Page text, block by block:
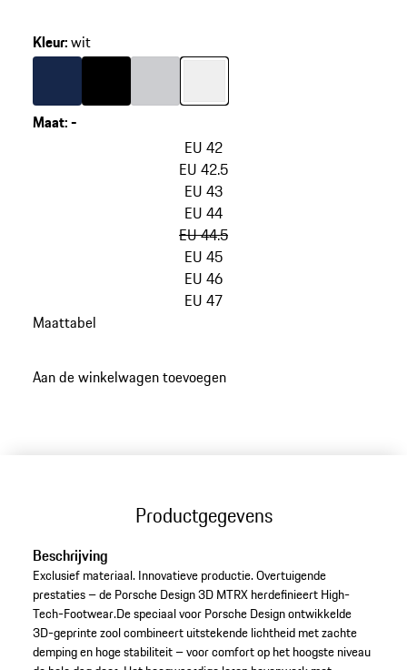
Kleur:wit
Kleur
donkerblauw
Kleur zwart
Kleur lichtgrijs
Kleur wit
Maat:-
EU 42
EU 42.5
EU 43
EU 44
EU 44.5
EU 45
EU 46
EU 47
naar
Maattabel
Aan de winkelwagen toevoegen
Productgegevens
Beschrijving
Exclusief materiaal. Innovatieve productie. Overtuigende
prestaties – de Porsche Design 3D MTRX herdefinieert High-
Tech-Footwear.De speciaal voor Porsche Design ontwikkelde
3D-geprinte zool combineert uitstekende lichtheid met zachte
demping en hoge stabiliteit – voor comfort op het hoogste niveau